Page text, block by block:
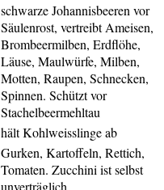
schwarze Johannisbeeren vor
Säulenrost, vertreibt Ameisen,
Brombeermilben, Erdflöhe,
Läuse, Maulwürfe, Milben,
Motten, Raupen, Schnecken,
Spinnen. Schützt vor
Stachelbeermehltau
hält Kohlweisslinge ab
Gurken, Kartoffeln, Rettich,
Tomaten. Zucchini ist selbst
unverträglich.